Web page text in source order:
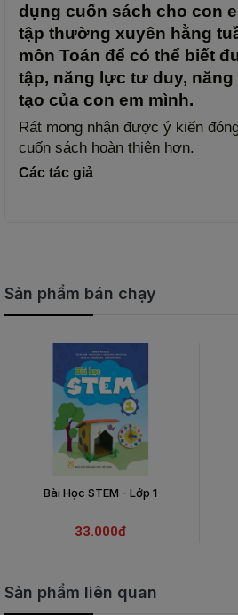
dụng cuốn sách cho con
tập thường xuyên hằng
môn Toán để có thể biết
tập, năng lực tư duy,
tạo của con em mình.
Rát mong nhận được ý kiến
cuốn sách hoàn thiện hơn.
Các tác giả
Sản phẩm bán chạy
Bài Học STEM - Lớp 1
33.000đ
Sản phẩm liên quan